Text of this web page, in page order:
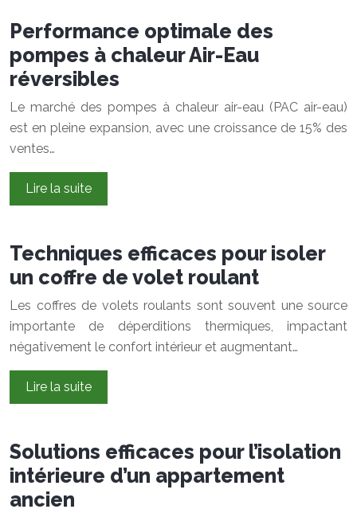
Performance optimale des
pompes à chaleur Air-Eau
réversibles
Le marché des pompes à chaleur air-eau (PAC air-eau)
est en pleine expansion, avec une croissance de 15% des
ventes…
Lire la suite
Techniques efficaces pour isoler
un coffre de volet roulant
Les coffres de volets roulants sont souvent une source
importante de déperditions thermiques, impactant
négativement le confort intérieur et augmentant…
Lire la suite
Solutions efficaces pour l’isolation
intérieure d’un appartement
ancien